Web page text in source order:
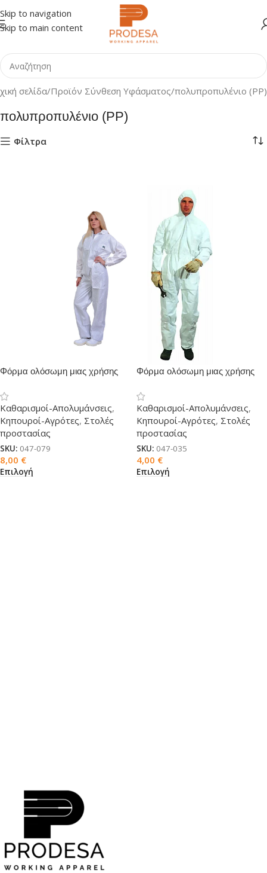
Skip to navigation
Skip to main content
σελίδα Προϊόν Σύνθεση Υφάσματος πολυπροπυλένιο (PP)
πολυπροπυλένιο (PP)
Φίλτρα
Φόρμα ολόσωμη μιας χρήσης
Καθαρισμοί-Απολυμάνσεις,
Κηπουροί-Αγρότες, Στολές
προστασίας
SKU: 047-079
8,00 €
Επιλογή
Φόρμα ολόσωμη μιας χρήσης
Καθαρισμοί-Απολυμάνσεις,
Κηπουροί-Αγρότες, Στολές
προστασίας
SKU: 047-035
4,00 €
Επιλογή